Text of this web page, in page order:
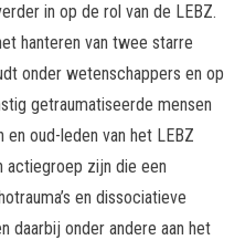
in op de rol van de LEBZ.
hanteren van twee starre
onder wetenschappers en op
getraumatiseerde mensen
oud-leden van het LEBZ
actiegroep zijn die een
en dissociatieve
daarbij onder andere aan het